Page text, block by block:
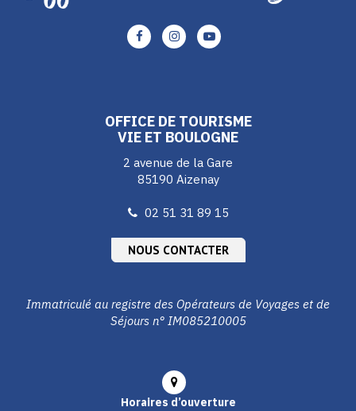
Lien
vers
Lien
vers
Lien
vers
OFFICE DE TOURISME
VIE ET BOULOGNE
2 avenue de la Gare
85190 Aizenay
02 51 31 89 15
NOUS CONTACTER
Immatriculé au registre des Opérateurs de Voyages et de
Séjours n° IM085210005
Horaires d’ouverture